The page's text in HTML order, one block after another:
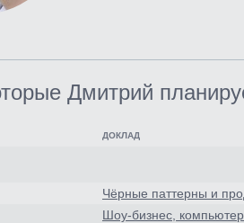
Дмитрий
ДОКЛАД
Чёрные паттерны и
Шоу-бизнес,